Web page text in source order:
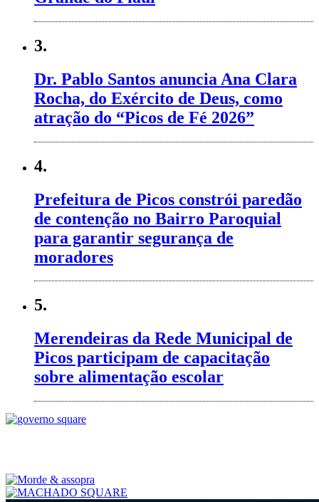
3.
Dr. Pablo Santos anuncia Ana Clara
Rocha, do Exército de Deus, como
atração do “Picos de Fé 2026”
4.
Prefeitura de Picos constrói paredão
de contenção no Bairro Paroquial
para garantir segurança de
moradores
5.
Merendeiras da Rede Municipal de
Picos participam de capacitação
sobre alimentação escolar